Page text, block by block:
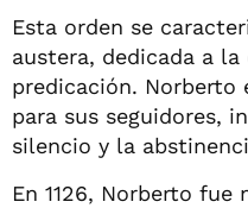
Esta orden se
austera, dedicada a
predicación. Norberto
para sus seguidores,
silencio y la
En 1126, Norberto fue